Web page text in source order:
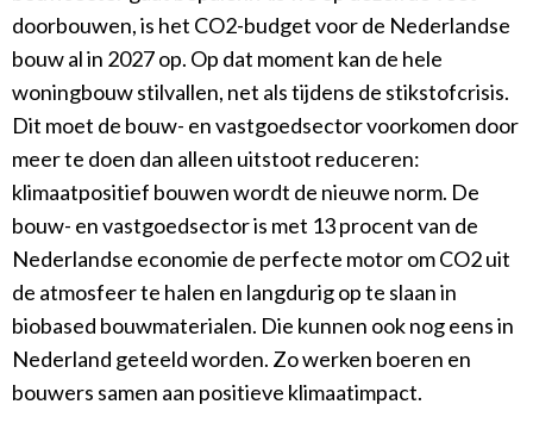
doorbouwen, is het CO2-budget voor de Nederlandse
bouw al in 2027 op. Op dat moment kan de hele
woningbouw stilvallen, net als tijdens de stikstofcrisis.
Dit moet de bouw- en vastgoedsector voorkomen door
meer te doen dan alleen uitstoot reduceren:
klimaatpositief bouwen wordt de nieuwe norm. De
bouw- en vastgoedsector is met 13 procent van de
Nederlandse economie de perfecte motor om CO2 uit
de atmosfeer te halen en langdurig op te slaan in
biobased bouwmaterialen. Die kunnen ook nog eens in
Nederland geteeld worden. Zo werken boeren en
bouwers samen aan positieve klimaatimpact.